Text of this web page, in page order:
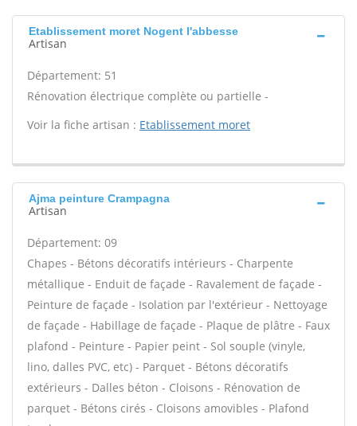
Etablissement moret Nogent l'abbesse
Artisan
Département: 51
Rénovation électrique complète ou partielle -
Voir la fiche artisan : Etablissement moret
Ajma peinture Crampagna
Artisan
Département: 09
Chapes - Bétons décoratifs intérieurs - Charpente
métallique - Enduit de façade - Ravalement de façade -
Peinture de façade - Isolation par l'extérieur - Nettoyage
de façade - Habillage de façade - Plaque de plâtre - Faux
plafond - Peinture - Papier peint - Sol souple (vinyle,
lino, dalles PVC, etc) - Parquet - Bétons décoratifs
extérieurs - Dalles béton - Cloisons - Rénovation de
parquet - Bétons cirés - Cloisons amovibles - Plafond